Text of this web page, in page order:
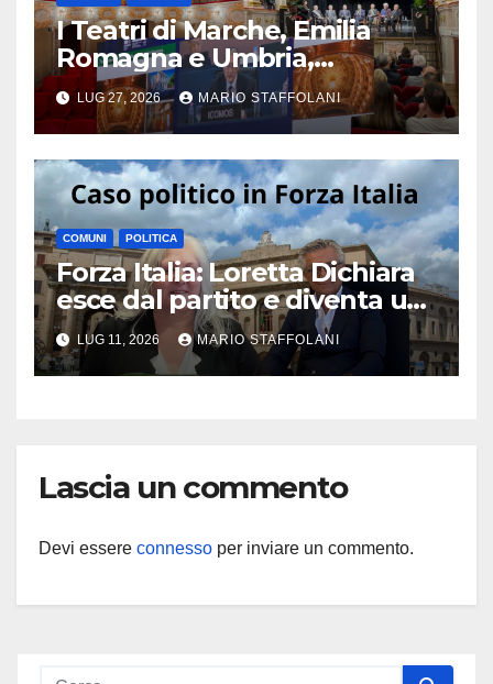
I Teatri di Marche, Emilia
Romagna e Umbria,
riconosciti Patrimonio
Mondiale UNESCO
LUG 27, 2026 MARIO STAFFOLANI
COMUNI POLITICA
Forza Italia: Loretta Dichiara
esce dal partito e diventa un
caso politico
LUG 11, 2026 MARIO STAFFOLANI
Lascia un commento
Devi essere connesso per inviare un commento.